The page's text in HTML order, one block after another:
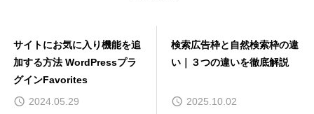
サイトにお気に入り機能を追
加する方法 WordPressプラ
グインFavorites
2024.05.29
検索広告枠と自然検索枠の違
い｜３つの違いを徹底解説
2025.10.02